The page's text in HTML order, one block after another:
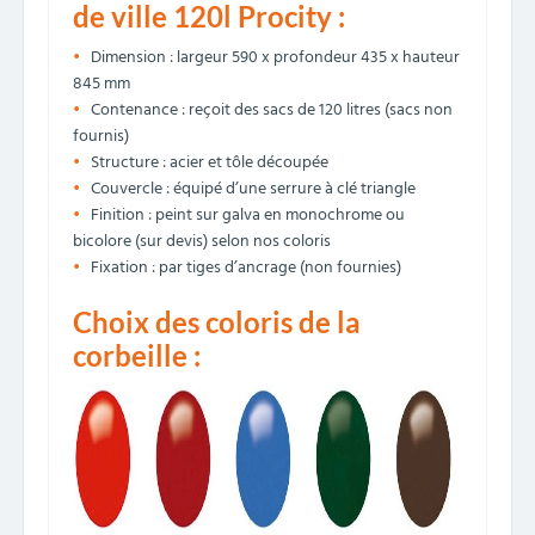
de ville 120l Procity :
Dimension : largeur 590 x profondeur 435 x hauteur
845 mm
Contenance : reçoit des sacs de 120 litres (sacs non
fournis)
Structure : acier et tôle découpée
Couvercle : équipé d’une serrure à clé triangle
Finition : peint sur galva en monochrome ou
bicolore (sur devis) selon nos coloris
Fixation : par tiges d’ancrage (non fournies)
Choix des coloris de la
corbeille :